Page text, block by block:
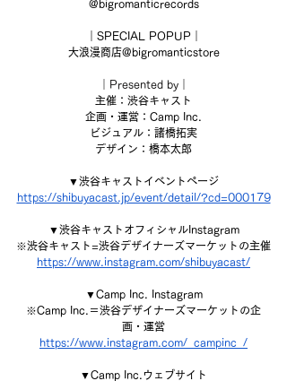
@bigromanticrecords
｜SPECIAL POPUP｜
大浪漫商店@bigromanticstore
｜Presented by｜
主催：渋谷キャスト
企画・運営：Camp Inc.
ビジュアル：諸橋拓実
デザイン：橋本太郎
▼渋谷キャストイベントページ
https://shibuyacast.jp/event/detail/?cd=000179
▼渋谷キャストオフィシャルInstagram
※渋谷キャスト=渋谷デザイナーズマーケットの主催
https://www.instagram.com/shibuyacast/
▼Camp Inc. Instagram
※Camp Inc.＝渋谷デザイナーズマーケットの企
画・運営
https://www.instagram.com/_campinc_/
▼Camp Inc.ウェブサイト